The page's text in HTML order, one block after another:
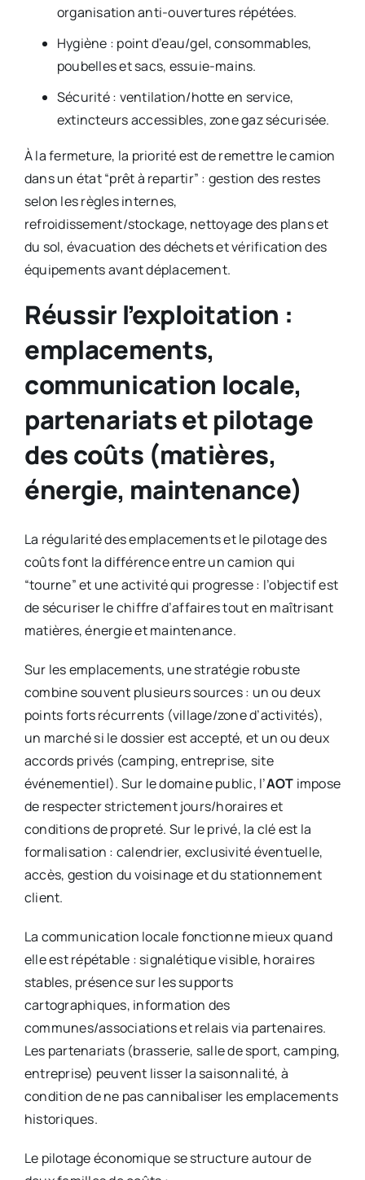
organisation anti-ouvertures répétées.
Hygiène : point d’eau/gel, consommables,
poubelles et sacs, essuie-mains.
Sécurité : ventilation/hotte en service,
extincteurs accessibles, zone gaz sécurisée.
À la fermeture, la priorité est de remettre le camion
dans un état “prêt à repartir” : gestion des restes
selon les règles internes,
refroidissement/stockage, nettoyage des plans et
du sol, évacuation des déchets et vérification des
équipements avant déplacement.
Réussir l’exploitation :
emplacements,
communication locale,
partenariats et pilotage
des coûts (matières,
énergie, maintenance)
La régularité des emplacements et le pilotage des
coûts font la différence entre un camion qui
“tourne” et une activité qui progresse : l’objectif est
de sécuriser le chiffre d’affaires tout en maîtrisant
matières, énergie et maintenance.
Sur les emplacements, une stratégie robuste
combine souvent plusieurs sources : un ou deux
points forts récurrents (village/zone d’activités),
un marché si le dossier est accepté, et un ou deux
accords privés (camping, entreprise, site
événementiel). Sur le domaine public, l’AOT impose
de respecter strictement jours/horaires et
conditions de propreté. Sur le privé, la clé est la
formalisation : calendrier, exclusivité éventuelle,
accès, gestion du voisinage et du stationnement
client.
La communication locale fonctionne mieux quand
elle est répétable : signalétique visible, horaires
stables, présence sur les supports
cartographiques, information des
communes/associations et relais via partenaires.
Les partenariats (brasserie, salle de sport, camping,
entreprise) peuvent lisser la saisonnalité, à
condition de ne pas cannibaliser les emplacements
historiques.
Le pilotage économique se structure autour de